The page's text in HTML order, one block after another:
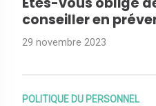
conseiller en
29 novembre 2023
POLITIQUE DU PERSONNEL